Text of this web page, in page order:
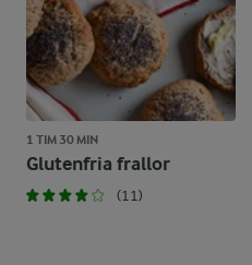
1 TIM 30 MIN
Glutenfria frallor
(11)